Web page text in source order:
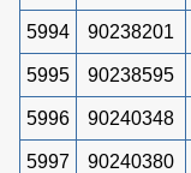
5994 90238201
5995 90238595
5996 90240348
5997 90240380